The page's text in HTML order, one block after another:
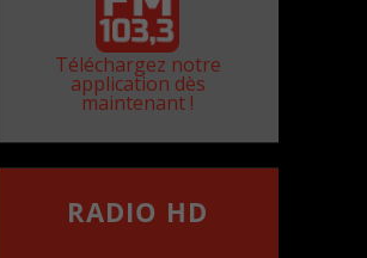
Téléchargez notre
application dès
maintenant !
RADIO HD